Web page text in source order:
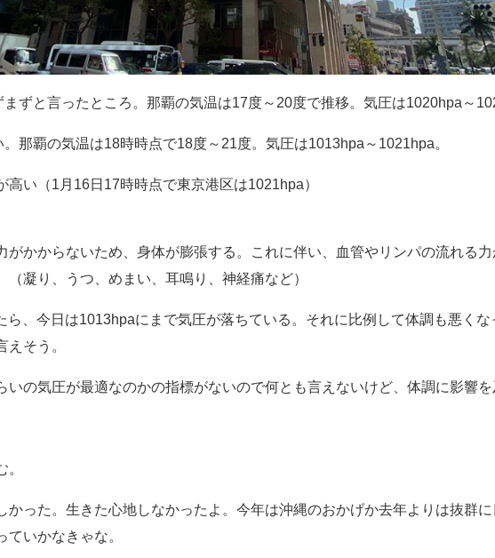
ずと言ったところ。那覇の気温は17度～20度で推移。気圧は1020hpa～
那覇の気温は18時時点で18度～21度。気圧は1013hpa～1021hpa。
い（1月16日17時時点で東京港区は1021hpa）
がかからないため、身体が膨張する。これに伴い、血管やリンパの流れる
（凝り、うつ、めまい、耳鳴り、神経痛など）
ら、今日は1013hpaにまで気圧が落ちている。それに比例して体調も悪く
えそう。
いの気圧が最適なのかの指標がないので何とも言えないけど、体調に影響を
。
かった。生きた心地しなかったよ。今年は沖縄のおかげか去年よりは抜群
いかなきゃな。